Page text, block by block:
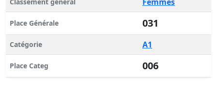
Place Générale 031
Catégorie A1
Place Categ 006